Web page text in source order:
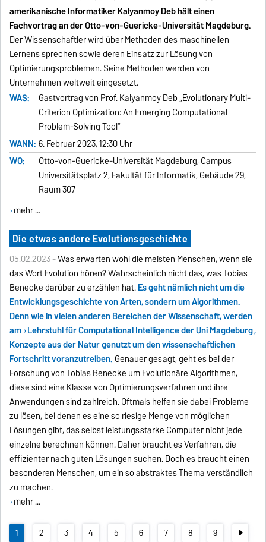
amerikanische Informatiker Kalyanmoy Deb hält einen
Fachvortrag an der Otto-von-Guericke-Universität Magdeburg.
Der Wissenschaftler wird über Methoden des maschinellen
Lernens sprechen sowie deren Einsatz zur Lösung von
Optimierungsproblemen. Seine Methoden werden von
Unternehmen weltweit eingesetzt.
WAS:
Gastvortrag von Prof. Kalyanmoy Deb „Evolutionary Multi-
Criterion Optimization: An Emerging Computational
Problem-Solving Tool“
WANN: 6. Februar 2023, 12:30 Uhr
WO:
Otto-von-Guericke-Universität Magdeburg, Campus
Universitätsplatz 2, Fakultät für Informatik, Gebäude 29,
Raum 307
mehr ...
Die etwas andere Evolutionsgeschichte
05.02.2023 -Was erwarten wohl die meisten Menschen, wenn sie
das Wort Evolution hören? Wahrscheinlich nicht das, was Tobias
Benecke darüber zu erzählen hat.Es geht nämlich nicht um die
Entwicklungsgeschichte von Arten, sondern um Algorithmen.
Denn wie in vielen anderen Bereichen der Wissenschaft, werden
am Lehrstuhl für Computational Intelligence der Uni Magdeburg,
Konzepte aus der Natur genutzt um den wissenschaftlichen
Fortschritt voranzutreiben. Genauer gesagt, geht es bei der
Forschung von Tobias Benecke um Evolutionäre Algorithmen,
diese sind eine Klasse von Optimierungsverfahren und ihre
Anwendungen sind zahlreich. Oftmals helfen sie dabei Probleme
zu lösen, bei denen es eine so riesige Menge von möglichen
Lösungen gibt, das selbst leistungsstarke Computer nicht jede
einzelne berechnen können. Daher braucht es Verfahren, die
effizienter nach guten Lösungen suchen. Doch es braucht einen
besonderen Menschen, um ein so abstraktes Thema verständlich
zu machen.
mehr ...
1 2 3 4 5 6 7 8 9